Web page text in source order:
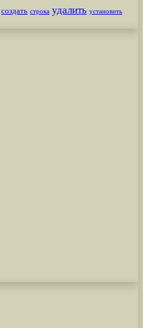
создать строка удалить установить